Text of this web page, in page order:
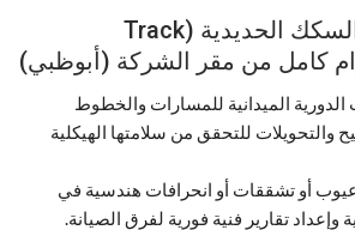
مفتش مسارات السكك الحديدية (Track
الميدانية للمسارات والخطوط
والتحويلات للتحقق من سلامتها الهيكلية
أو تشققات أو انحرافات هندسية في
وإعداد تقارير فنية فورية لفرق الصيانة.